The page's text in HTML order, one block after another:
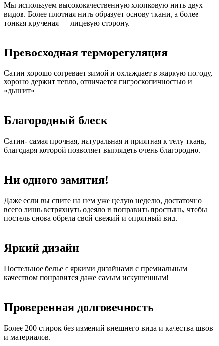
Мы используем высококачественную хлопковую нить двух
видов. Более плотная нить образует основу ткани, а более
тонкая крученая — лицевую сторону.
Превосходная терморегуляция
Сатин хорошо согревает зимой и охлаждает в жаркую погоду,
хорошо держит тепло, отличается гигроскопичностью и
«дышит»
Благородный блеск
Сатин- самая прочная, натуральная и приятная к телу ткань,
благодаря которой позволяет выглядеть очень благородно.
Ни одного замятия!
Даже если вы спите на нем уже целую неделю, достаточно
всего лишь встряхнуть одеяло и поправить простынь, чтобы
постель снова обрела свой свежий и опрятный вид.
Яркий дизайн
Постельное белье с яркими дизайнами с премиальным
качеством понравится даже самым искушенным!
Проверенная долговечность
Более 200 стирок без измений внешнего вида и качества швов
и материалов.